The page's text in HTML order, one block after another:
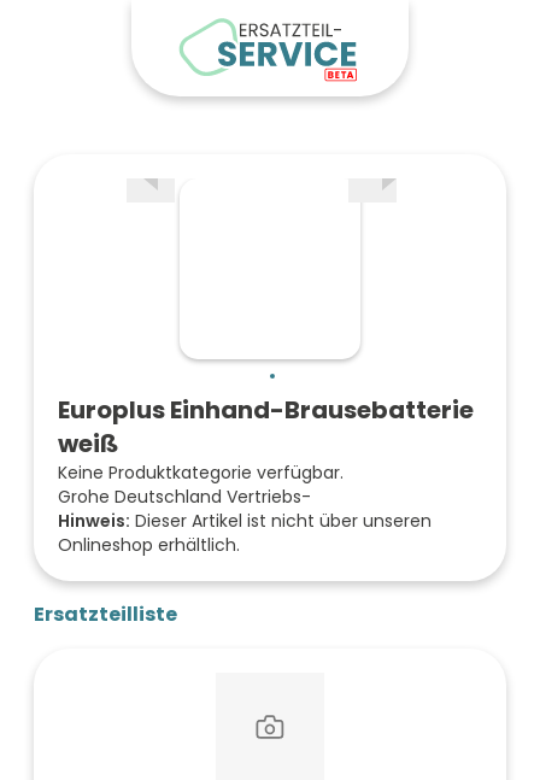
Europlus Einhand-Brausebatterie
weiß
Keine Produktkategorie verfügbar.
Grohe Deutschland Vertriebs-
Hinweis: Dieser Artikel ist nicht über unseren
Onlineshop erhältlich.
Ersatzteilliste